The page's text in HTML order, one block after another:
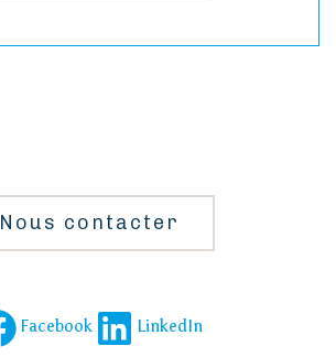
Nous contacter
Facebook LinkedIn